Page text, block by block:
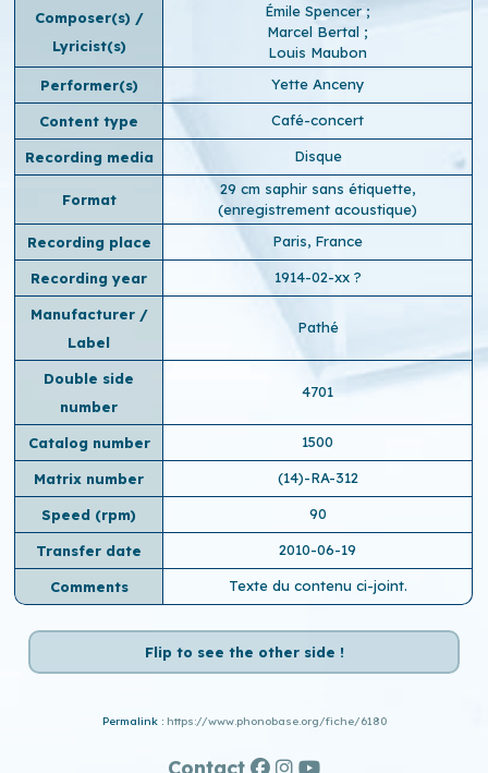
Composer(s) /
Lyricist(s)
Émile Spencer;
Marcel Bertal ;
Louis Maubon
Performer(s)
Yette Anceny
Content type Café-concert
Recording media Disque
Format
29 cm saphir sans étiquette,
(enregistrement acoustique)
Recording place
Paris, France
Recording year 1914-02-xx ?
Manufacturer /
Label
Pathé
Double side
number
4701
Catalog number 1500
Matrix number (14)-RA-312
Speed ​​(rpm) 90
Transfer date 2010-06-19
Comments Texte du contenu ci-joint.
Flip to see the other side !
Permalink : https://www.phonobase.org/fiche/6180
Contact